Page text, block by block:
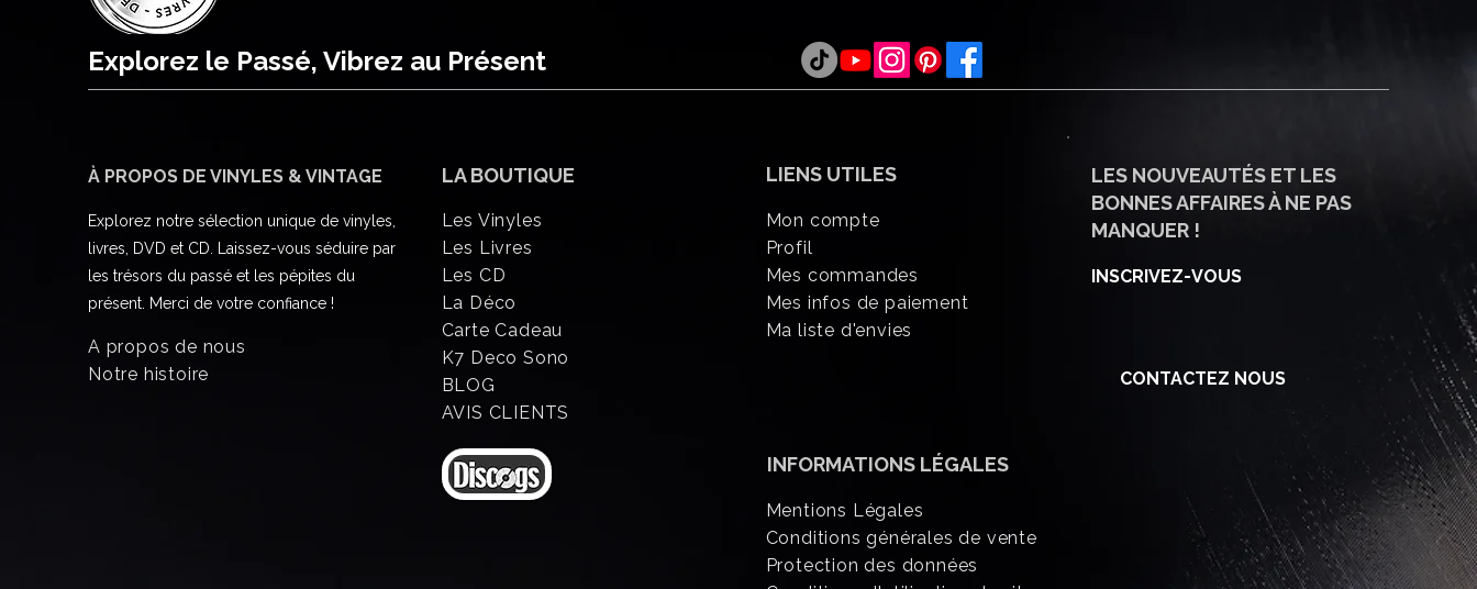
Explorez le Passé, Vibrez au Présent
À PROPOS DE VINYLES & VINTAGE
Explorez notre sélection unique de vinyles,
livres, DVD et CD. Laissez-vous séduire par
les trésors du passé et les pépites du
présent. Merci de votre confiance !
A propos de nous
Notre histoire
LA BOUTIQUE
Les Vinyles
Les Livres
Les CD
La Déco
Carte Cadeau
K7 Deco Sono
BLOG
AVIS CLIENTS
LIENS UTILES
Mon compte
Profil
Mes commandes
Mes infos de paiement
Ma liste d'envies
INFORMATIONSLÉGALES
Mentions Légales
Conditions générales de vente
Protection des données
LES NOUVEAUTÉS ET LES
BONNES AFFAIRES À NE PAS
MANQUER !
INSCRIVEZ-VOUS
CONTACTEZ NOUS